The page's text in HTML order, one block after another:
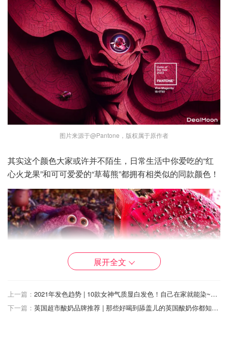
图片来源于@Pantone，版权属于原作者
其实这个颜色大家或许并不陌生，日常生活中你爱吃的“红
心火龙果”和可可爱爱的“草莓熊”都拥有相类似的同款颜色！
展开全文
上一篇：
2021年发色趋势 | 10款女神气质显白发色！自己在家就能染~（附英国染发产品推荐）
下一篇：
英国超市酸奶品牌推荐 | 那些好喝到舔盖儿的英国酸奶你都知道吗？